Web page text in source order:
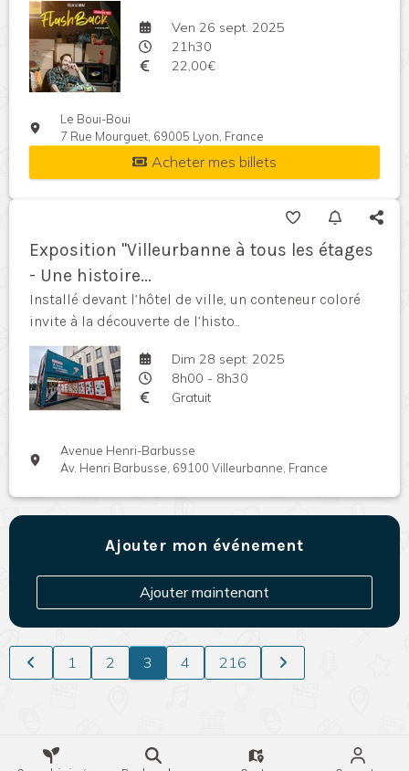
Ven 26 sept. 2025
21h30
22,00€
Le Boui-Boui
7 Rue Mourguet, 69005 Lyon, France
Acheter mes billets
Exposition "Villeurbanne à tous les étages
- Une histoire...
Installé devant l’hôtel de ville, un conteneur coloré
invite à la découverte de l’histo...
Dim 28 sept. 2025
8h00 - 8h30
Gratuit
Avenue Henri-Barbusse
Av. Henri Barbusse, 69100 Villeurbanne, France
Ajouter mon événement
Ajouter maintenant
1 2 3 4 216